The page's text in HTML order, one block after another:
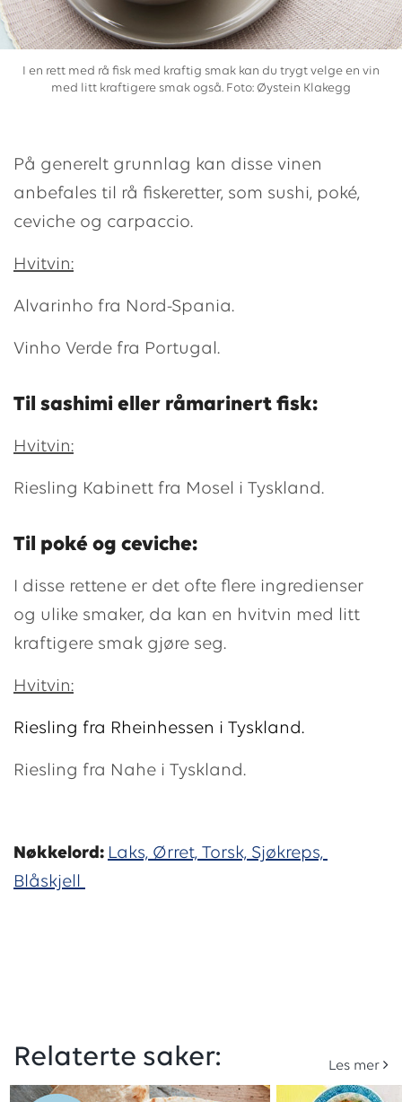
I en rett med rå fisk med kraftig smak kan du trygt velge en vin
med litt kraftigere smak også. Foto: Øystein Klakegg
På generelt grunnlag kan disse vinen
anbefales til rå fiskeretter, som sushi, poké,
ceviche og carpaccio.
Hvitvin:
Alvarinho fra Nord-Spania.
Vinho Verde fra Portugal.
Til sashimi eller råmarinert fisk:
Hvitvin:
Riesling Kabinett fra Mosel i Tyskland.
Til poké og ceviche:
I disse rettene er det ofte flere ingredienser
og ulike smaker, da kan en hvitvin med litt
kraftigere smak gjøre seg.
Hvitvin:
Riesling fra Rheinhessen i Tyskland.
Riesling fra Nahe i Tyskland.
Nøkkelord: Laks, Ørret, Torsk, Sjøkreps,
Blåskjell
Relaterte saker: Les mer